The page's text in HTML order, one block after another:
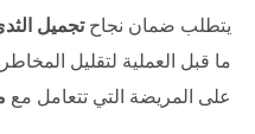
يتطلب ضمان نجاحتجميل
ما قبل العملية لتقليل
على المريضة التي تتعامل مع